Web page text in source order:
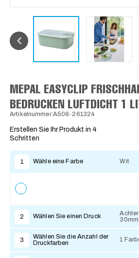
MEPAL EASYCLIP
BEDRUCKEN LUFTDICHT 1
Artikelnummer:A508-261324
Erstellen Sie Ihr Produkt in 4
Schritten
1 Wähle eine Farbe Wit
2 Wählen Sie einen Druck
3
Wählen Sie die Anzahl der
Druckfarben
1